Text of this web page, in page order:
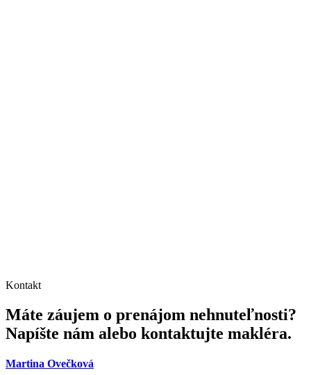
Kontakt
Máte záujem o prenájom nehnuteľnosti?
Napíšte nám alebo kontaktujte makléra.
Martina Ovečková